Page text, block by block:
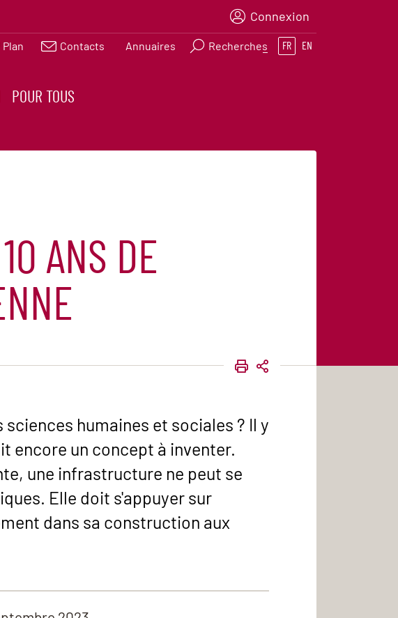
Connexion
Plan Contacts Annuaires Recherches FR EN
POUR TOUS
ANS DE
IMPRIMER
PARTAGER
humaines et sociales ? Il y
encore un concept à inventer.
une infrastructure ne peut se
Elle doit s'appuyer sur
dans sa construction aux